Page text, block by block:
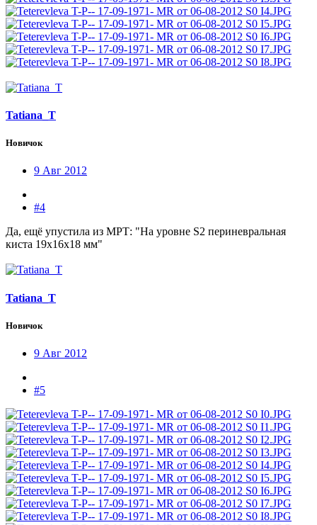
Tatiana_T
Новичок
9 Авг 2012
#4
Да, ещё упустила из МРТ: "На уровне S2 периневральная
киста 19х16х18 мм"
Tatiana_T
Новичок
9 Авг 2012
#5